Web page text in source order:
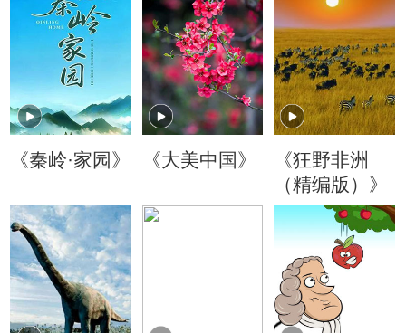
《秦岭·家园》 《大美中国》
《狂野非洲
（精编版）》